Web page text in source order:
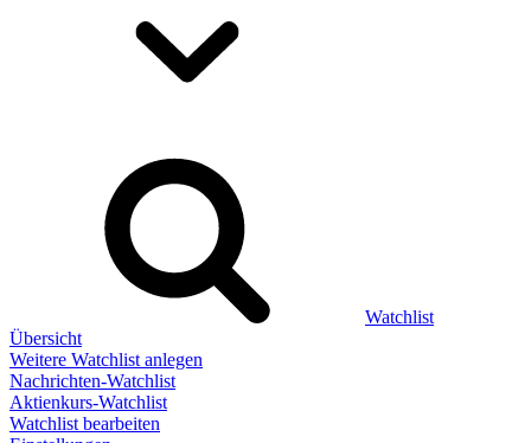
Watchlist
Übersicht
Weitere Watchlist anlegen
Nachrichten-Watchlist
Aktienkurs-Watchlist
Watchlist bearbeiten